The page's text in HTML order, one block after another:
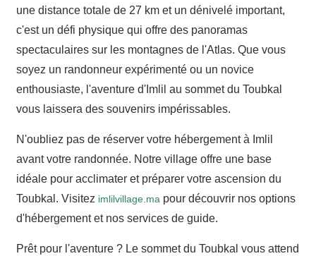
une distance totale de 27 km et un dénivelé important,
c'est un défi physique qui offre des panoramas
spectaculaires sur les montagnes de l'Atlas. Que vous
soyez un randonneur expérimenté ou un novice
enthousiaste, l'aventure d'Imlil au sommet du Toubkal
vous laissera des souvenirs impérissables.
N'oubliez pas de réserver votre hébergement à Imlil
avant votre randonnée. Notre village offre une base
idéale pour acclimater et préparer votre ascension du
Toubkal. Visitez imlilvillage.ma pour découvrir nos options
d'hébergement et nos services de guide.
Prêt pour l'aventure ? Le sommet du Toubkal vous attend